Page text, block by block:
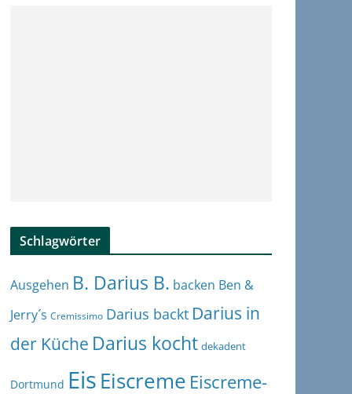
Schlagwörter
Ausgehen B. Darius B. backen Ben &
Jerry´s Cremissimo Darius backt Darius in
der Küche Darius kocht dekadent
Dortmund EisEiscreme Eiscreme-